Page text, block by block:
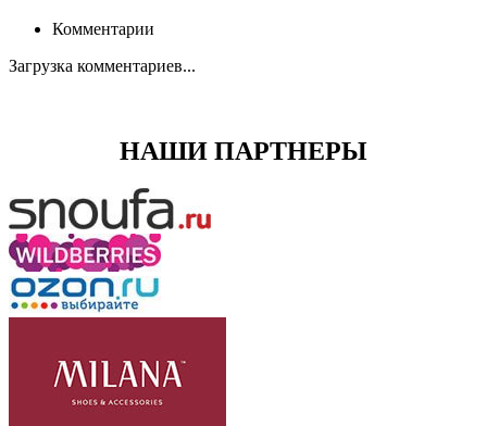
Комментарии
Загрузка комментариев...
НАШИ ПАРТНЕРЫ